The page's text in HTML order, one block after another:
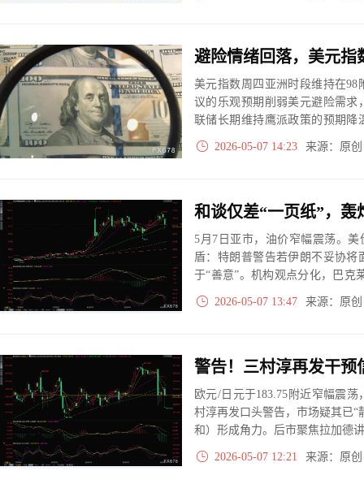
美元指数周四亚洲时段维持在
议的乐观预期削弱美元避险需求
联储长期维持鹰派政策的预期降
仍限制美元进一步下跌。
2026-05-07 14:23 来源：原
5月7日亚市，油价窄幅震荡。美
盾：特朗普警告若伊朗不妥协
于“善意”。机构观点分化，巴克
83美元预测。低库存与需求疲软
2026-05-07 13:47 来源：原
欧元/日元于183.75附近窄幅震
村淳再发口头警告，市场疑其已
和）形成角力。后市聚焦拉加德
随时可能打破横盘。
2026-05-07 12:21 来源：原